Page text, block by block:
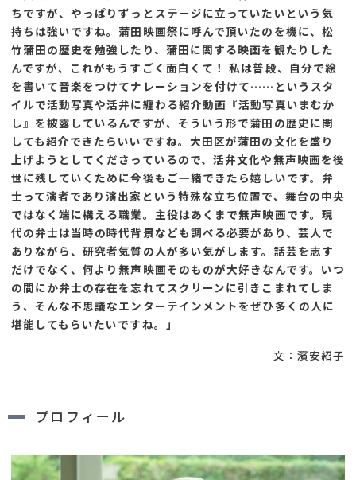
ちですが、やっぱりずっとステージに立っていたいという気
持ちは強いですね。蒲田映画祭に呼んで頂いたのを機に、松
竹蒲田の歴史を勉強したり、蒲田に関する映画を観たりした
んですが、これがもうすごく面白くて！ 私は普段、自分で絵
を書いて音楽をつけてナレーションを付けて……というスタ
イルで活動写真や活弁に纏わる紹介動画『活動写真いまむか
し』を披露しているんですが、そういう形で蒲田の歴史に関
しても紹介できたらいいですね。大田区が蒲田の文化を盛り
上げようとしてくださっているので、活弁文化や無声映画を後
世に残していくために今後もご一緒できたら嬉しいです。弁
士って演者であり演出家という特殊な立ち位置で、舞台の中央
ではなく端に構える職業。主役はあくまで無声映画です。現
代の弁士は当時の時代背景なども調べる必要があり、芸人で
ありながら、研究者気質の人が多い気がします。話芸を志す
だけでなく、何より無声映画そのものが大好きなんです。いつ
の間にか弁士の存在を忘れてスクリーンに引きこまれてしま
う、そんな不思議なエンターテインメントをぜひ多くの人に
堪能してもらいたいですね。」
文：濱安紹子
プロフィール